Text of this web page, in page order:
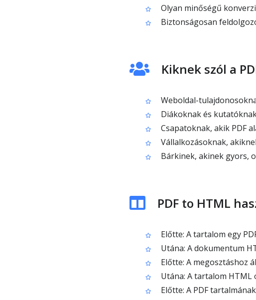
Olyan minőségű
Biztonságosan
Kiknek szól a
Weboldal-
Diákoknak és
Csapatoknak, akik PDF
Vállalkozásoknak,
Bárkinek, akinek gyors,
PDF to HTML
Előtte: A tartalom egy
Utána: A dokumentum
Előtte: A megosztáshoz
Utána: A tartalom
Előtte: A PDF